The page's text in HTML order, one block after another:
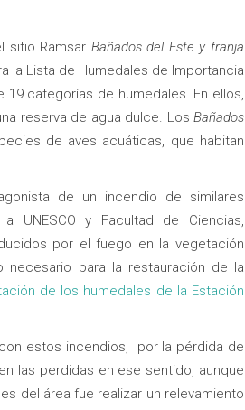
sitio Ramsar Bañados del Este y franja
la Lista de Humedales de Importancia
19 categorías de humedales. En ellos,
reserva de agua dulce. Los Bañados
de aves acuáticas, que habitan
de un incendio de similares
UNESCO y Facultad de Ciencias,
por el fuego en la vegetación
para la restauración de la
de los humedales de la Estación
estos incendios, por la pérdida de
las perdidas en ese sentido, aunque
del área fue realizar un relevamiento